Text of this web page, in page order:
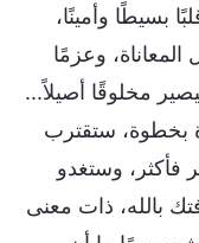
بسيطًا وأمينًا،
المعاناة، وعزمًا
مخلوقًا أصيلاً...
بخطوة، ستقترب
فأكثر، وستغدو
بالله، ذات معنى